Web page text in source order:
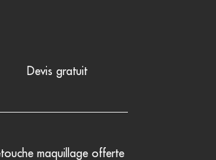
Devis gratuit
maquillage offerte